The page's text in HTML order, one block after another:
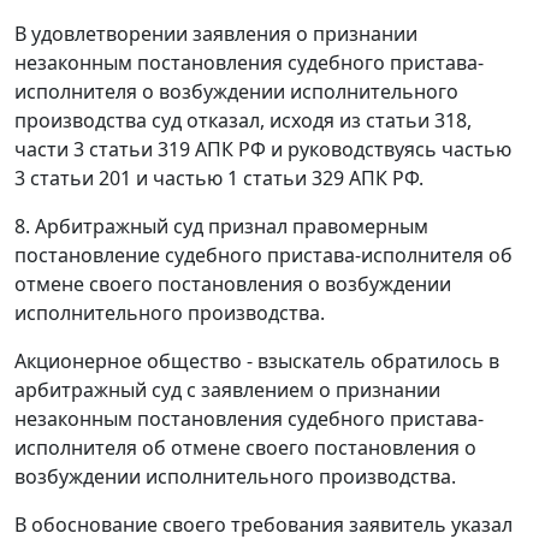
В удовлетворении заявления о признании
незаконным постановления судебного пристава-
исполнителя о возбуждении исполнительного
производства суд отказал, исходя из статьи 318,
части 3 статьи 319АПК РФ и руководствуясь частью
3 статьи 201 и частью 1 статьи 329АПК РФ.
8. Арбитражный суд признал правомерным
постановление судебного пристава-исполнителя об
отмене своего постановления о возбуждении
исполнительного производства.
Акционерное общество - взыскатель обратилось в
арбитражный суд с заявлением о признании
незаконным постановления судебного пристава-
исполнителя об отмене своего постановления о
возбуждении исполнительного производства.
В обоснование своего требования заявитель указал